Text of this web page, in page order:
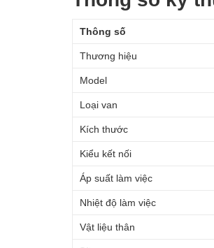
Thông số
Thương hiệu
Model
Loại van
Kích thước
Kiểu kết nối
Áp suất làm việc
Nhiệt độ làm việc
Vật liệu thân